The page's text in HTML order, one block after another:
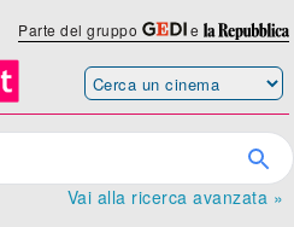
Parte del gruppo e
Vai alla ricerca avanzata »